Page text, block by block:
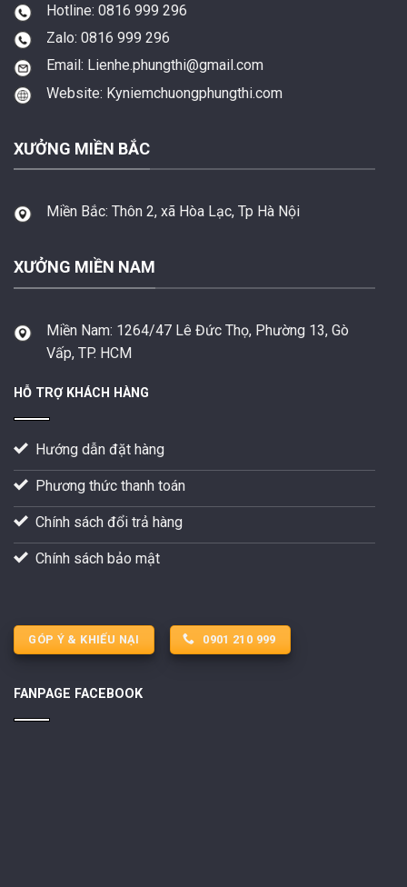
Hotline: 0816 999 296
Zalo: 0816 999 296
Email: Lienhe.phungthi@gmail.com
Website: Kyniemchuongphungthi.com
XƯỞNG MIỀN BẮC
Miền Bắc: Thôn 2, xã Hòa Lạc, Tp Hà Nội
XƯỞNG MIỀN NAM
Miền Nam: 1264/47 Lê Đức Thọ, Phường 13, Gò
Vấp, TP. HCM
HỖ TRỢ KHÁCH HÀNG
Hướng dẫn đặt hàng
Phương thức thanh toán
Chính sách đổi trả hàng
Chính sách bảo mật
GÓP Ý & KHIẾU NẠI 0901 210 999
FANPAGE FACEBOOK